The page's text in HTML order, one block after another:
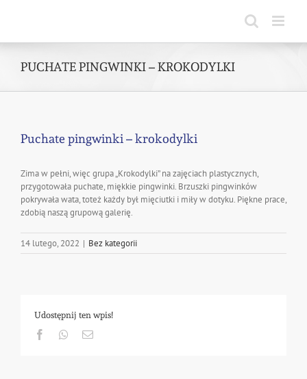
PUCHATE PINGWINKI – KROKODYLKI
Puchate pingwinki – krokodylki
Zima w pełni, więc grupa „Krokodylki” na zajęciach plastycznych,
przygotowała puchate, miękkie pingwinki. Brzuszki pingwinków
pokrywała wata, toteż każdy był mięciutki i miły w dotyku. Piękne prace,
zdobią naszą grupową galerię.
14 lutego, 2022 | Bez kategorii
Udostępnij ten wpis!
FacebookWhatsapp
Email